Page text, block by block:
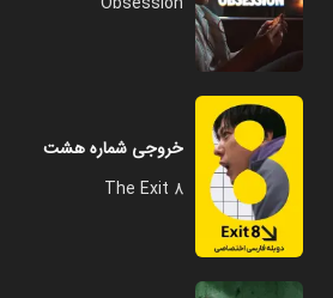
خروجی شماره هشت
The Exit 8